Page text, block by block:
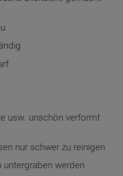
usw. unschön verformt
nur schwer zu reinigen
untergraben werden